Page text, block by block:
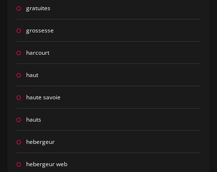
gratuites
grossesse
harcourt
haut
haute savoie
hauts
hebergeur
hebergeur web